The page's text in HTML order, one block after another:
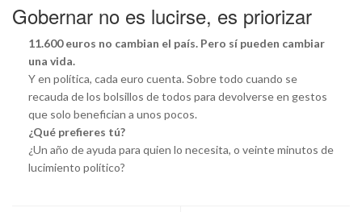
Gobernar no es lucirse, es priorizar
11.600 euros no cambian el país. Pero sí pueden cambiar
una vida.
Y en política, cada euro cuenta. Sobre todo cuando se
recauda de los bolsillos de todos para devolverse en gestos
que solo benefician a unos pocos.
¿Qué prefieres tú?
¿Un año de ayuda para quien lo necesita, o veinte minutos de
lucimiento político?